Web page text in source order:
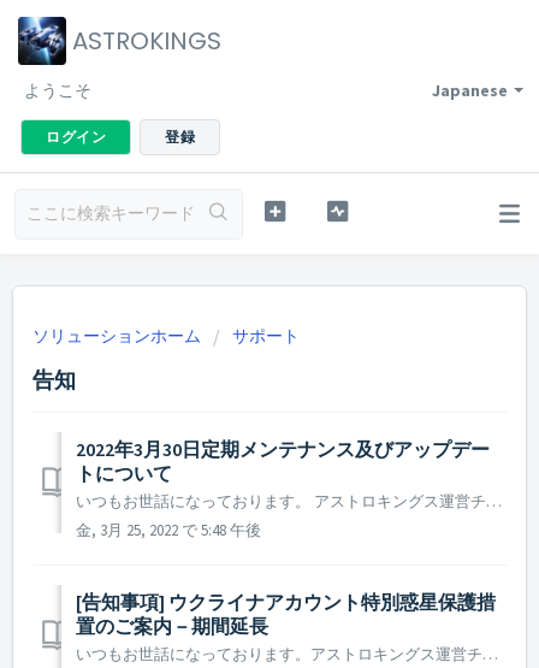
ASTROKINGS
Japanese
ようこそ
ログイン 登録
ソリューションホーム サポート
告知
2022年3月30日定期メンテナンス及びアップデー
トについて
いつもお世話になっております。 アストロキングス運営チームです。 2022年3月30日に実施予定の定期メンテナンス及びアップデート内容についてご案内いたします。 ※本告知は事前告知であり一部内容が変更となる場合がございます。その際は改めてご案内させていただく予定です。 ▶ ...
金, 3月 25, 2022 で 5:48 午後
[告知事項] ウクライナアカウント特別惑星保護措
置のご案内－期間延長
いつもお世話になっております。アストロキングス運営チームです。 現在、ウクライナでアストロキングスをプレイされている司令官様の場合、円滑なゲームのご利用が困難と判断し、2022年4月30日10時まで特別惑星保護措置を適用することをご案内いたします。 ▶️ 特別惑星保護措置について ...